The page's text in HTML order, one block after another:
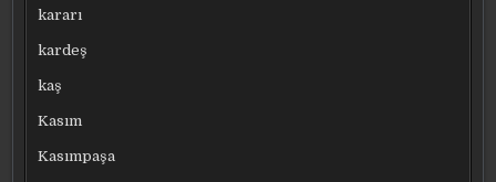
kararı
kardeş
kaş
Kasım
Kasımpaşa